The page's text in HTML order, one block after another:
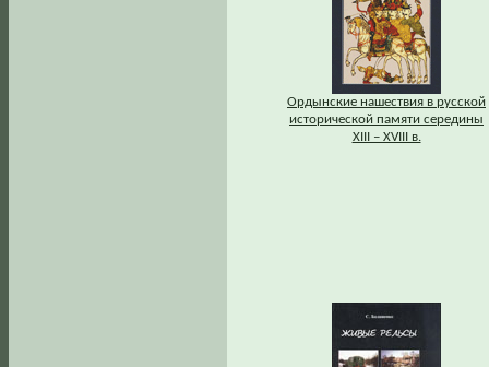
Ордынские нашествия в русской
исторической памяти середины
XIII – XVIII в.